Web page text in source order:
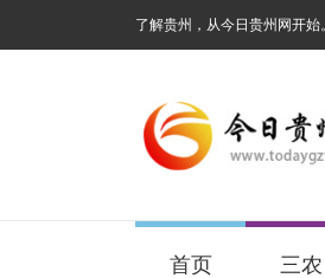
了解贵州，从今日贵州网开始。
首页 三农